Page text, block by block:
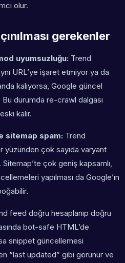
olur.
gerekenler
uyumsuzluğu: Trend
URL’ye işaret etmiyor ya da
kalıyorsa, Google güncel
Bu durumda re-crawl dalgası
kalır.
sitemap spam: Trend
yüzünden çok sayıda varyant
çok geniş kapsamlı,
yapılması da Google’ın
feed doğru hesaplanıp doğru
bot-safe HTML’de
snippet güncellemesi
“last updated” gibi görünür ve